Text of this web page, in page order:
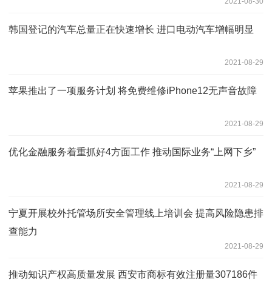
韩国登记的汽车总量正在快速增长 进口电动汽车增幅明显
2021-08-29
苹果推出了一项服务计划 将免费维修iPhone12无声音故障
2021-08-29
优化金融服务着重抓好4方面工作 推动国际业务“上网下乡”
2021-08-29
宁夏开展校外托管场所安全管理线上培训会 提高风险隐患排
查能力
2021-08-29
推动知识产权高质量发展 西安市商标有效注册量307186件